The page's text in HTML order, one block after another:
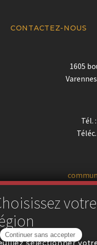
CONTACTEZ-NOUS
1605
Tél. :
Trouver un